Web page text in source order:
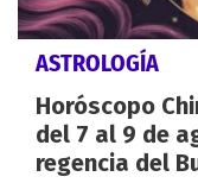
ASTROLOGÍA
Horóscopo
del 7 al 9 de
regencia del